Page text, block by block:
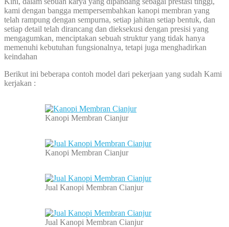
kami dengan bangga mempersembahkan kanopi membran yang
telah rampung dengan sempurna, setiap jahitan setiap bentuk, dan
setiap detail telah dirancang dan dieksekusi dengan presisi yang
mengagumkan, menciptakan sebuah struktur yang tidak hanya
memenuhi kebutuhan fungsionalnya, tetapi juga menghadirkan
keindahan
Berikut ini beberapa contoh model dari pekerjaan yang sudah Kami
kerjakan :
Kanopi Membran Cianjur
Kanopi Membran Cianjur
Jual Kanopi Membran Cianjur
Jual Kanopi Membran Cianjur